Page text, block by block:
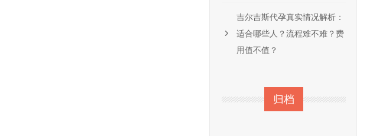
吉尔吉斯代孕真实情况解析：
适合哪些人？流程难不难？费
用值不值？
归档